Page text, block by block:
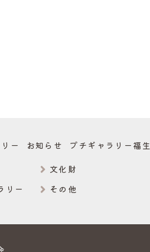
文化財
リー その他
ー お知らせ プチギャラリー福生